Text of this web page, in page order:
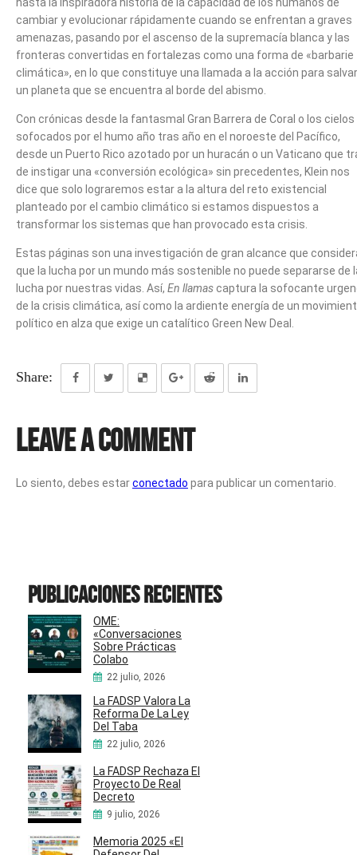
hasta la inspiradora historia de la capacidad de los humanos de
cambiar y evolucionar rápidamente cuando se enfrentan a graves
amenazas, pasando por el ascenso de la supremacía blanca y las
fronteras convertidas en fortalezas como una forma de «barbarie
climática», en lo que constituye una llamada a la acción para
un planeta que se encuentra al borde del abismo.
Con crónicas desde la fantasmal Gran Barrera de Coral o los cielos
sofocados por el humo año tras año en el noroeste del Pacífico,
desde un Puerto Rico azotado por un huracán o un Vaticano que
de instigar una «conversión ecológica» sin precedentes, Klein nos
dice que solo lograremos estar a la altura del reto existencial
planteado por el cambio climático si estamos dispuestos a
transformar los sistemas que han provocado esta crisis.
Estas páginas son una investigación de gran alcance que
que la lucha por un mundo más sostenible no puede separarse de
lucha por nuestras vidas. Así, En llamas captura la sofocante
de la crisis climática, así como la ardiente energía de un
político en alza que exige un catalítico Green New Deal.
Share:
Leave a Comment
Lo siento, debes estarconectado para publicar un comentario.
Publicaciones recientes
OME:
«Conversaciones
Sobre Prácticas
Colabo
22 julio, 2026
La FADSP Valora La
Reforma De La Ley
Del Taba
22 julio, 2026
La FADSP Rechaza El
Proyecto De Real
Decreto
9 julio, 2026
Memoria 2025 «El